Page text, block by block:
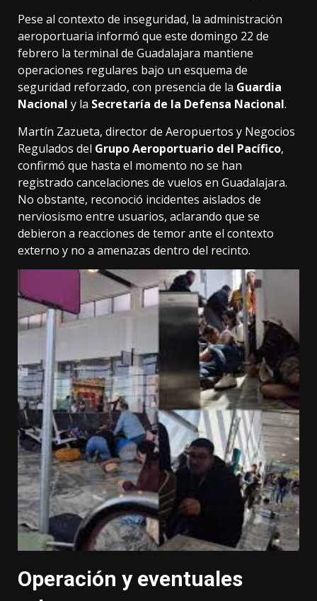
Pese al contexto de inseguridad, la administración
aeroportuaria informó que este domingo 22 de
febrero la terminal de Guadalajara mantiene
operaciones regulares bajo un esquema de
seguridad reforzado, con presencia de la Guardia
Nacional y la Secretaría de la Defensa Nacional.
Martín Zazueta, director de Aeropuertos y Negocios
Regulados del Grupo Aeroportuario del Pacífico,
confirmó que hasta el momento no se han
registrado cancelaciones de vuelos en Guadalajara.
No obstante, reconoció incidentes aislados de
nerviosismo entre usuarios, aclarando que se
debieron a reacciones de temor ante el contexto
externo y no a amenazas dentro del recinto.
Operación y eventuales